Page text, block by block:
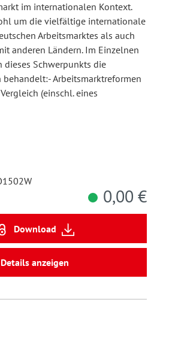
im internationalen Kontext.
um die vielfältige internationale
Arbeitsmarktes als auch
anderen Ländern. Im Einzelnen
dieses Schwerpunkts die
Arbeitsmarktreformen
(einschl. eines
0,00 €
Download
Details anzeigen